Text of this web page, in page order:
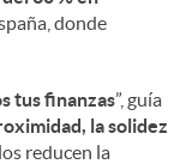
donde
tus finanzas”, guía
la solidez
reducen la